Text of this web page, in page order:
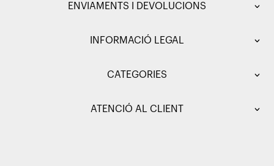
ENVIAMENTS I DEVOLUCIONS
INFORMACIÓ LEGAL
CATEGORIES
ATENCIÓ AL CLIENT